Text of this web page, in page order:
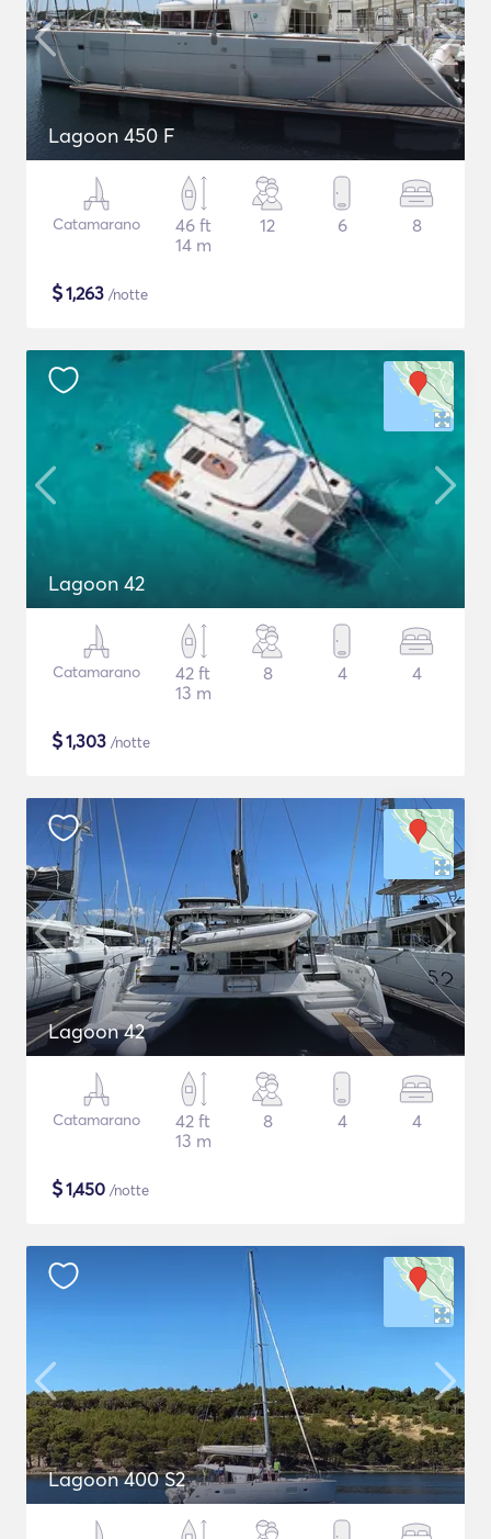
Lagoon 450 F
Catamarano
46 ft
14 m
12 6 8
$1,263 /notte
Lagoon 42
Catamarano
42 ft
13 m
8 4 4
$1,303 /notte
Lagoon 42
Catamarano
42 ft
13 m
8 4 4
$1,450 /notte
Lagoon 400 S2